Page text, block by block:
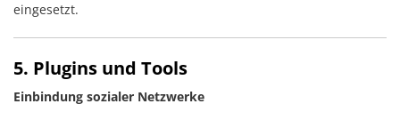
eingesetzt.
5. Plugins und Tools
Einbindung sozialer Netzwerke